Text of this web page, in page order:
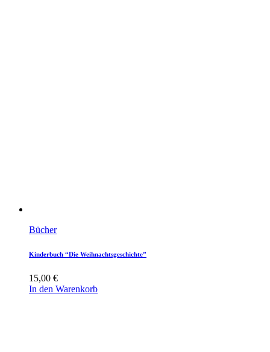
Bücher
Kinderbuch “Die Weihnachtsgeschichte”
15,00 €
In den Warenkorb